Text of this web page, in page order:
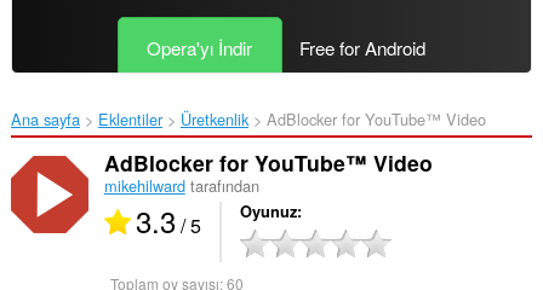
Opera'yı İndir Free for Android
Ana sayfa Eklentiler Üretkenlik AdBlocker for YouTube™ Video‎
AdBlocker for YouTube™ Video
mikehilwardtarafından
3.3 / 5 Oyunuz
Toplam oy sayısı:60